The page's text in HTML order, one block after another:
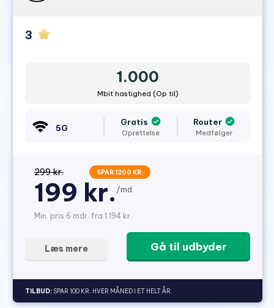
3
1.000
Mbit hastighed (Op til)
5G
Gratis
Oprettelse
Router
Medfølger
299 kr. SPAR 1200 KR.
199 kr. /md.
Min. pris 6 mdr. fra 1.194 kr.
Gå til udbyder
Læs mere
TILBUD: SPAR 100 KR. HVER MÅNED I ET HELT ÅR.